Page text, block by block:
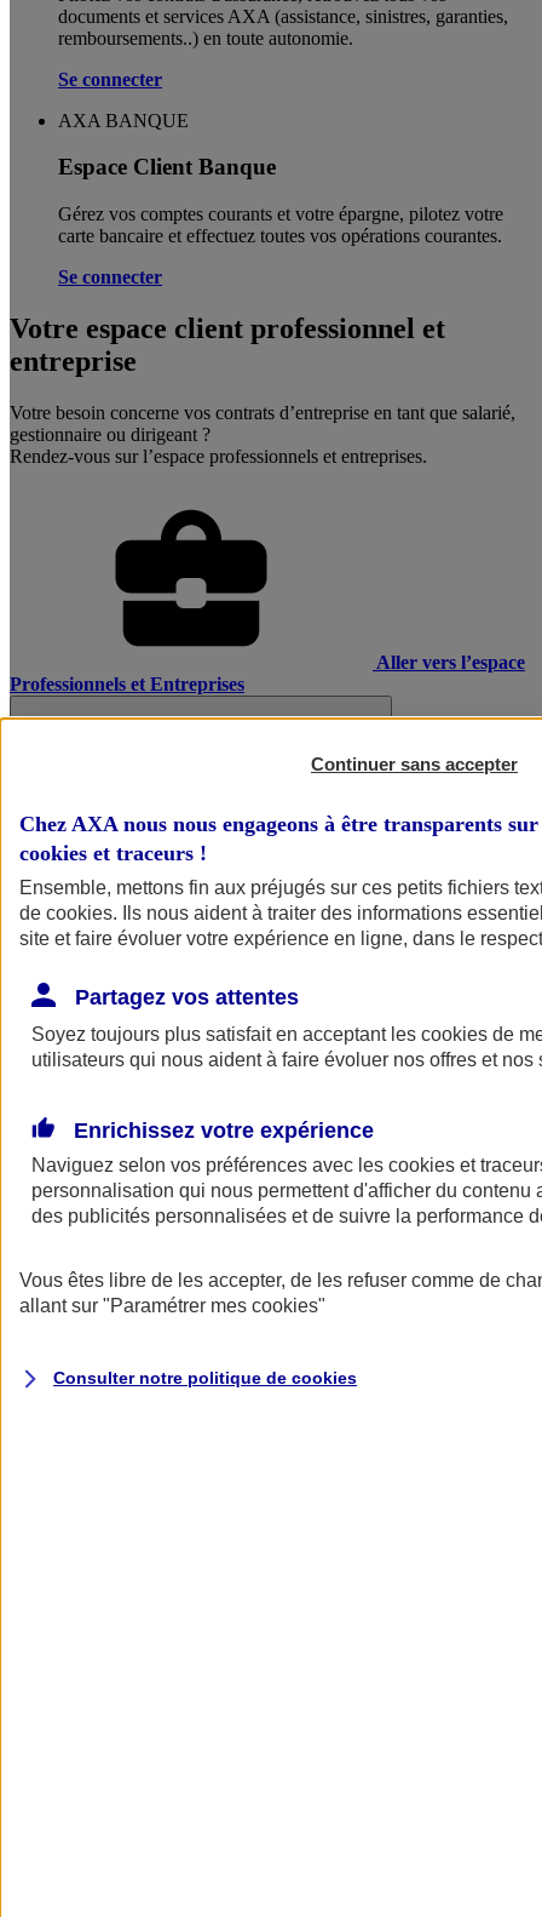
documents et services AXA (assistance, sinistres, garanties,
remboursements..) en toute autonomie. ​
Se connecter
AXA BANQUE
Espace Client Banque
Gérez vos comptes courants et votre épargne, pilotez votre
carte bancaire et effectuez toutes vos opérations courantes.
Se connecter
Votre espace client professionnel et
entreprise
Votre besoin concerne vos contrats d’entreprise en tant que salarié,
gestionnaire ou dirigeant ?
Rendez-vous sur l’espace professionnels et entreprises.
Aller vers l’espace
Professionnels et Entreprises
AXA Assurance
Continuer sans accepter
Chez AXA nous nous engageons à être transparents
cookies et traceurs !
Ensemble, mettons fin aux préjugés sur ces petits fichiers
de cookies. Ils nous aident à traiter des informations
site et faire évoluer votre expérience en ligne, dans le
Partagez vos attentes
Soyez toujours plus satisfait en acceptant les cookies de
utilisateurs qui nous aident à faire évoluer nos offres et nos
Enrichissez votre expérience
Naviguez selon vos préférences avec les cookies et
personnalisation qui nous permettent d'afficher du contenu
des publicités personnalisées et de suivre la performance
Vous êtes libre de les accepter, de les refuser comme de
allant sur "Paramétrer mes cookies"
Consulter notre politique de cookies